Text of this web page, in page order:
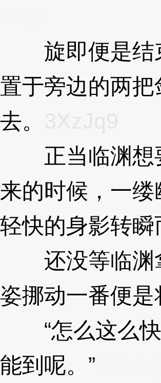
旋即便是结
置于旁边的两
去。
正当临渊想
来的时候，一
轻快的身影转瞬
还没等临渊
姿挪动一番便
“怎么这么快
能到呢。”